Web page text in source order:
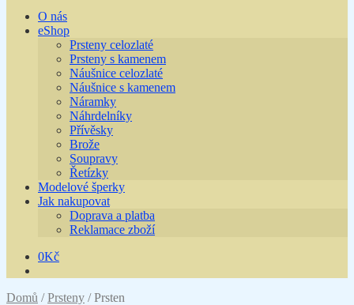
O nás
eShop
Prsteny celozlaté
Prsteny s kamenem
Náušnice celozlaté
Náušnice s kamenem
Náramky
Náhrdelníky
Přívěsky
Brože
Soupravy
Řetízky
Modelové šperky
Jak nakupovat
Doprava a platba
Reklamace zboží
0Kč
Domů /Prsteny /Prsten